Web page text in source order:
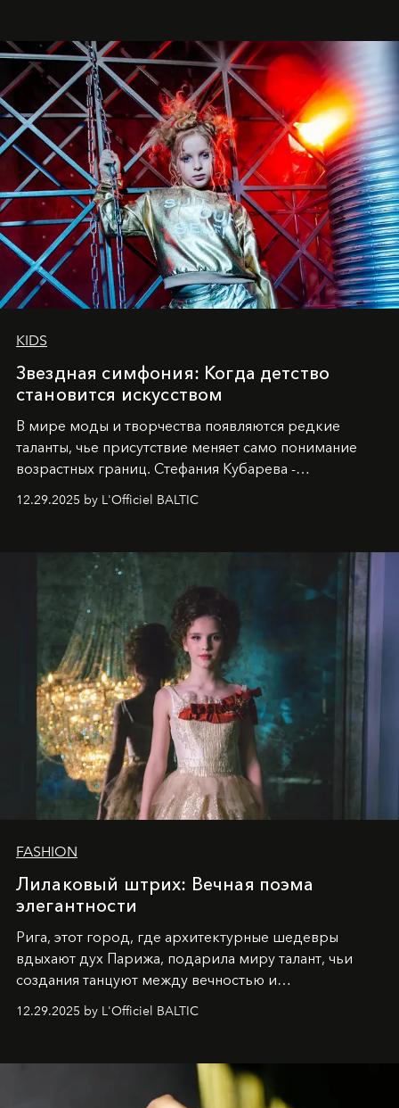
танцевального пути за плечами.
KIDS
Звездная симфония: Когда детство
становится искусством
В мире моды и творчества появляются редкие
таланты, чье присутствие меняет само понимание
возрастных границ. Стефания Кубарева -
харизмы, чье имя уже украшает обложки
2025
и LUXIA June 2025, представляет собой
уникальное явление современной культуры.
12.29.2025 by L'Officiel BALTIC
FASHION
Лилаковый штрих: Вечная поэма
элегантности
Рига, этот город, где архитектурные шедевры
вдыхают дух Парижа, подарила миру талант, чьи
создания танцуют между вечностью и
12.29.2025 by L'Officiel BALTIC